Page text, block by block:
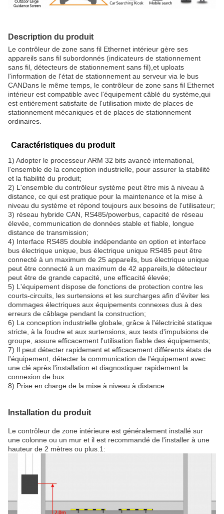
Description du produit
Le contrôleur de zone sans fil Ethernet intérieur gère ses
appareils sans fil subordonnés (indicateurs de stationnement
sans fil, détecteurs de stationnement sans fil),et uploats
l'information de l'état de stationnement au serveur via le bus
CANDans le même temps, le contrôleur de zone sans fil Ethernet
intérieur est compatible avec l'équipement câblé du système,qui
est entièrement satisfaite de l'utilisation mixte de places de
stationnement mécaniques et de places de stationnement
ordinaires.
Caractéristiques du produit
1) Adopter le processeur ARM 32 bits avancé international,
l'ensemble de la conception industrielle, pour assurer la stabilité
et la fiabilité du produit;
2) L'ensemble du contrôleur système peut être mis à niveau à
distance, ce qui est pratique pour la maintenance et la mise à
niveau du système et répond toujours aux besoins de l'utilisateur;
3) réseau hybride CAN, RS485/powerbus, capacité de réseau
élevée, communication de données stable et fiable, longue
distance de transmission;
4) Interface RS485 double indépendante en option et interface
bus électrique unique, bus électrique unique RS485 peut être
connecté à un maximum de 25 appareils, bus électrique unique
peut être connecté à un maximum de 42 appareils,le détecteur
peut être de grande capacité, une efficacité élevée;
5) L'équipement dispose de fonctions de protection contre les
courts-circuits, les surtensions et les surcharges afin d'éviter les
dommages électriques aux équipements connexes dus à des
erreurs de câblage pendant la construction;
6) La conception industrielle globale, grâce à l'électricité statique
stricte, à la foudre et aux surtensions, aux tests d'impulsions de
groupe, assure efficacement l'utilisation fiable des équipements;
7) Il peut détecter rapidement et efficacement différents états de
l'équipement, détecter la communication de l'équipement avec
une clé après l'installation et diagnostiquer rapidement la
connexion de bus.
8) Prise en charge de la mise à niveau à distance.
Installation du produit
Le contrôleur de zone intérieure est généralement installé sur
une colonne ou un mur et il est recommandé de l'installer à une
hauteur de 2 mètres ou plus.1: